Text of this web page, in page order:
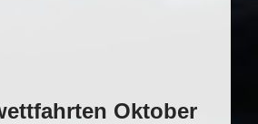
Oktober